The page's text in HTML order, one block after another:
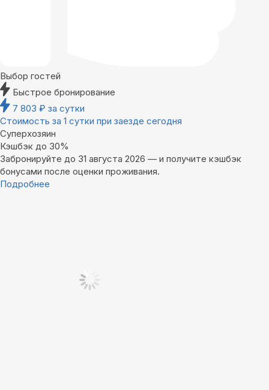
Выбор гостей
Быстрое бронирование
7 803 ₽ за сутки
Стоимость за 1 сутки при заезде сегодня
Суперхозяин
Кэшбэк до 30%
Забронируйте до 31 августа 2026 — и получите кэшбэк
бонусами после оценки проживания.
Подробнее